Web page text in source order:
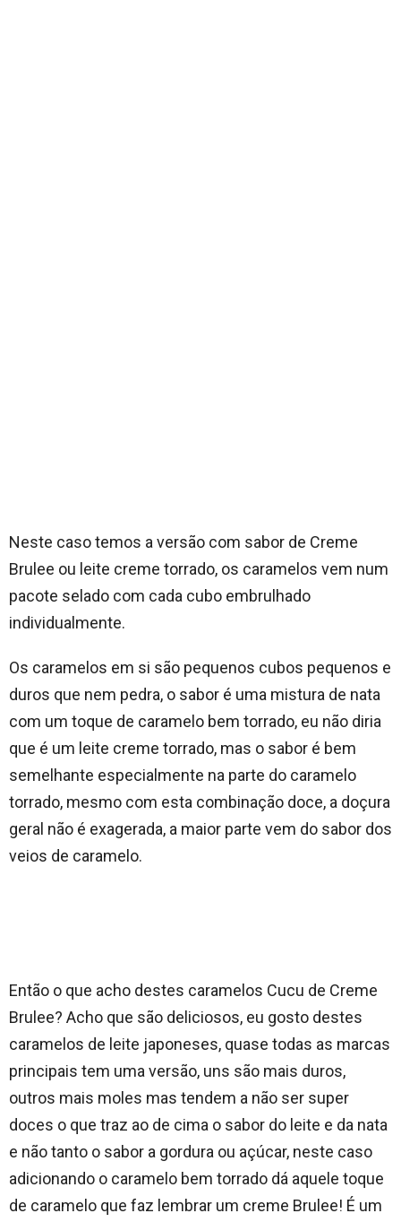
Neste caso temos a versão com sabor de Creme
Brulee ou leite creme torrado, os caramelos vem num
pacote selado com cada cubo embrulhado
individualmente.
Os caramelos em si são pequenos cubos pequenos e
duros que nem pedra, o sabor é uma mistura de nata
com um toque de caramelo bem torrado, eu não diria
que é um leite creme torrado, mas o sabor é bem
semelhante especialmente na parte do caramelo
torrado, mesmo com esta combinação doce, a doçura
geral não é exagerada, a maior parte vem do sabor dos
veios de caramelo.
Então o que acho destes caramelos Cucu de Creme
Brulee? Acho que são deliciosos, eu gosto destes
caramelos de leite japoneses, quase todas as marcas
principais tem uma versão, uns são mais duros,
outros mais moles mas tendem a não ser super
doces o que traz ao de cima o sabor do leite e da nata
e não tanto o sabor a gordura ou açúcar, neste caso
adicionando o caramelo bem torrado dá aquele toque
de caramelo que faz lembrar um creme Brulee! É um